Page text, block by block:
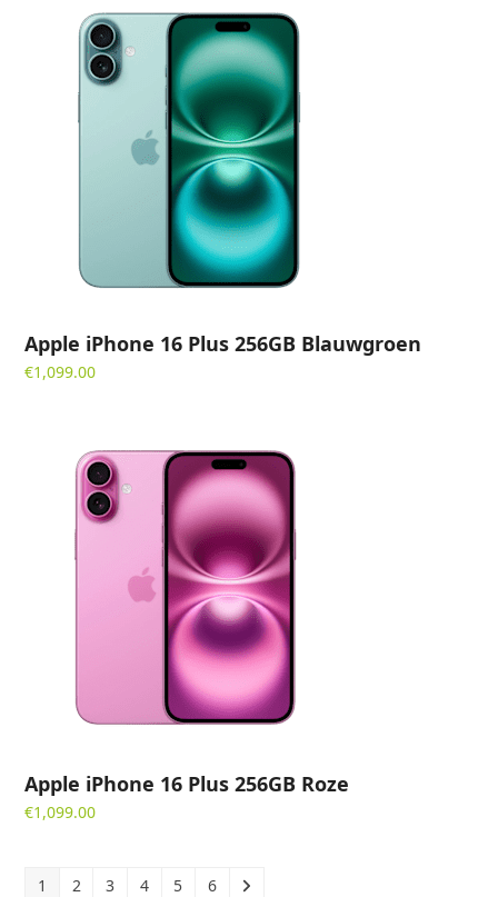
Apple iPhone 16 Plus 256GB Blauwgroen
€1,099.00
Apple iPhone 16 Plus 256GB Roze
€1,099.00
1 2 3 4 5 6